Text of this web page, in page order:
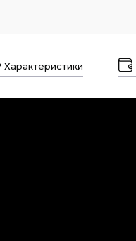
Характеристики